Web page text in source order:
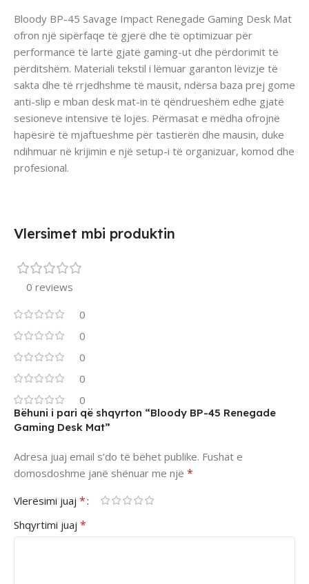
Bloody BP-45 Savage Impact Renegade Gaming Desk Mat
ofron një sipërfaqe të gjerë dhe të optimizuar për
performancë të lartë gjatë gaming-ut dhe përdorimit të
përditshëm. Materiali tekstil i lëmuar garanton lëvizje të
sakta dhe të rrjedhshme të mausit, ndërsa baza prej gome
anti-slip e mban desk mat-in të qëndrueshëm edhe gjatë
sesioneve intensive të lojës. Përmasat e mëdha ofrojnë
hapësirë të mjaftueshme për tastierën dhe mausin, duke
ndihmuar në krijimin e një setup-i të organizuar, komod dhe
profesional.
Vlersimet mbi produktin
0 reviews
0
0
0
0
0
Bëhuni i pari që shqyrton “Bloody BP-45 Renegade
Gaming Desk Mat”
Adresa juaj email s’do të bëhet publike. Fushat e
domosdoshme janë shënuar me një *
Vlerësimi juaj *
Shqyrtimi juaj *